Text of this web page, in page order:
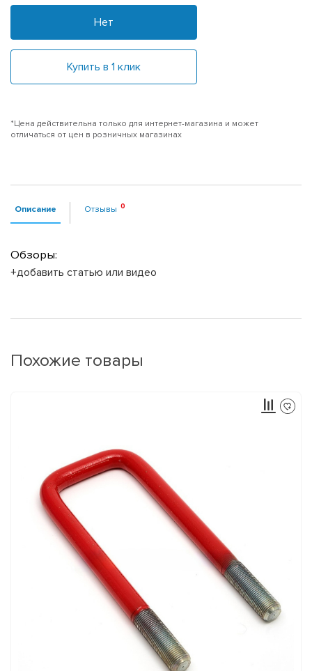
Нет
Купить в 1 клик
*Цена действительна только для интернет-магазина и может
отличаться от цен в розничных магазинах
Описание Отзывы
Обзоры:
+добавить статью или видео
Похожие товары